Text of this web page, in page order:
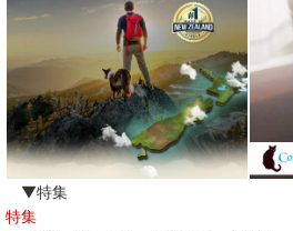
▼特集
特集